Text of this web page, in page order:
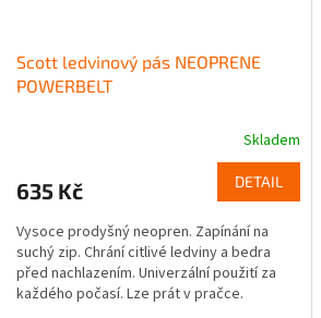
Scott ledvinový pás NEOPRENE
POWERBELT
Skladem
635 Kč DETAIL
Vysoce prodyšný neopren. Zapínání na
suchý zip. Chrání citlivé ledviny a bedra
před nachlazením. Univerzální použití za
každého počasí. Lze prát v pračce.